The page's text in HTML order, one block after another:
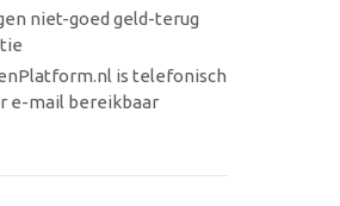
niet-goed geld-terug
is telefonisch
e-mail bereikbaar